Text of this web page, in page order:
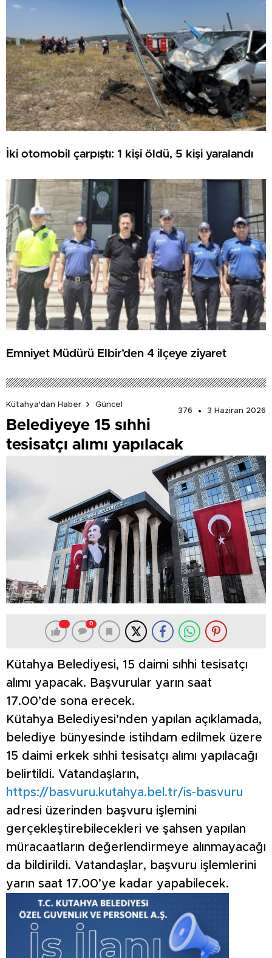
İki otomobil çarpıştı: 1 kişi öldü, 5 kişi yaralandı
Emniyet Müdürü Elbir’den 4 ilçeye ziyaret
Kütahya'dan Haber
Güncel
376
3 Haziran 2026
Belediyeye 15 sıhhi
tesisatçı alımı yapılacak
0
Kütahya Belediyesi, 15 daimi sıhhi tesisatçı
alımı yapacak. Başvurular yarın saat
17.00’de sona erecek.
Kütahya Belediyesi’nden yapılan açıklamada,
belediye bünyesinde istihdam edilmek üzere
15 daimi erkek sıhhi tesisatçı alımı yapılacağı
belirtildi. Vatandaşların,
https://basvuru.kutahya.bel.tr/is-basvuru
adresi üzerinden başvuru işlemini
gerçekleştirebilecekleri ve şahsen yapılan
müracaatların değerlendirmeye alınmayacağı
da bildirildi. Vatandaşlar, başvuru işlemlerini
yarın saat 17.00’ye kadar yapabilecek.